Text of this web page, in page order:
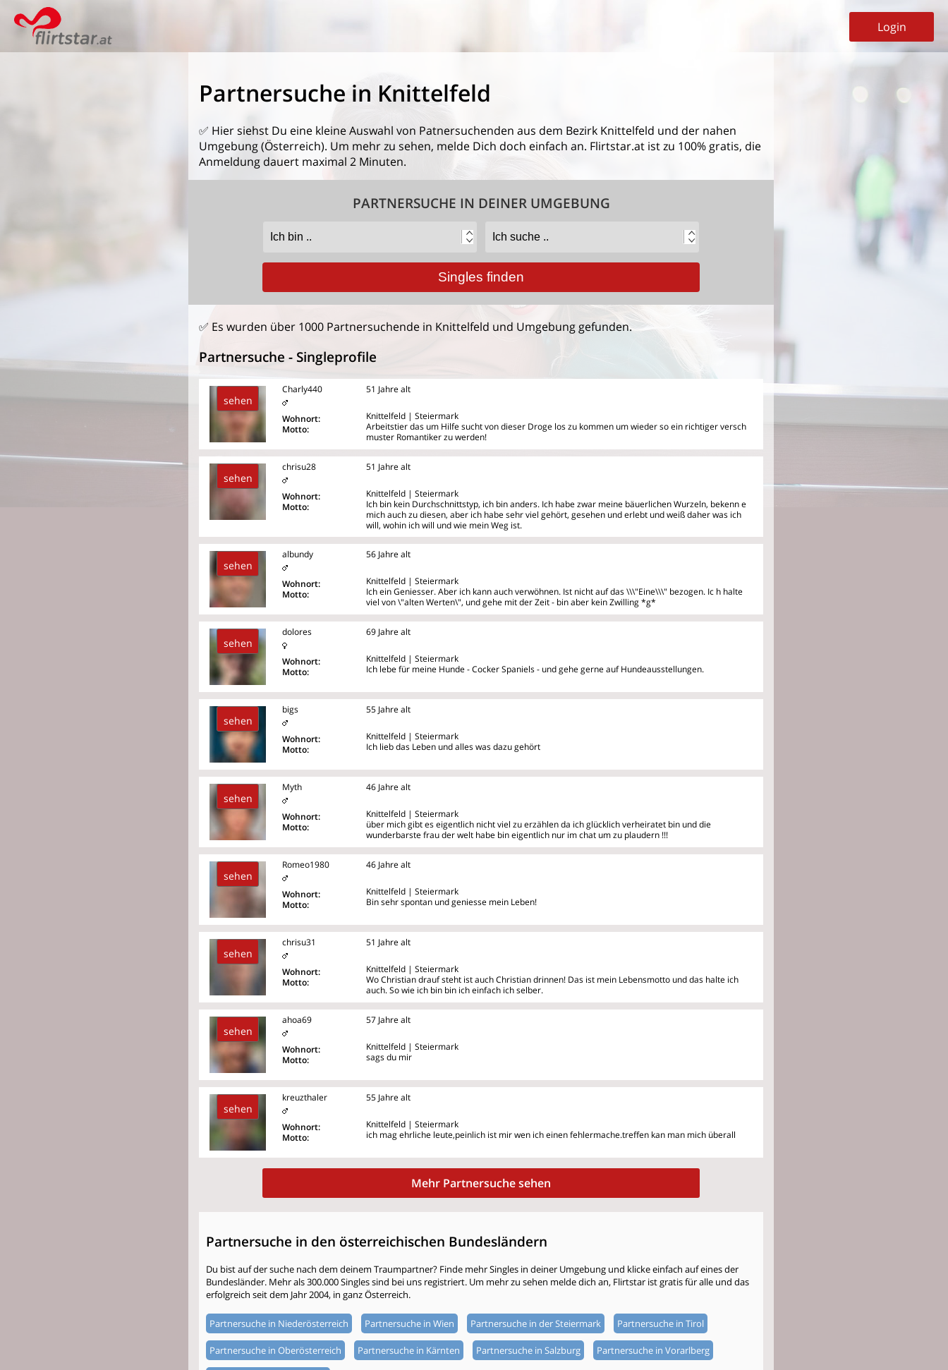
Login
Partnersuche in Knittelfeld
✅ Hier siehst Du eine kleine Auswahl von Patnersuchenden aus dem Bezirk Knittelfeld und der nahen
Umgebung (Österreich). Um mehr zu sehen, melde Dich doch einfach an. Flirtstar.at ist zu 100% gratis, die
Anmeldung dauert maximal 2 Minuten.
PARTNERSUCHE IN DEINER UMGEBUNG
✅ Es wurden über 1000 Partnersuchende in Knittelfeld und Umgebung gefunden.
Partnersuche - Singleprofile
sehen
Charly440
Wohnort:
Motto:
51 Jahre alt
Knittelfeld | Steiermark
Arbeitstier das um Hilfe sucht von dieser Droge los zu kommen um wieder so ein richtiger versch
muster Romantiker zu werden!
sehen
chrisu28
Wohnort:
Motto:
51 Jahre alt
Knittelfeld | Steiermark
Ich bin kein Durchschnittstyp, ich bin anders. Ich habe zwar meine bäuerlichen Wurzeln, bekenn e
mich auch zu diesen, aber ich habe sehr viel gehört, gesehen und erlebt und weiß daher was ich
will, wohin ich will und wie mein Weg ist.
sehen
albundy
Wohnort:
Motto:
56 Jahre alt
Knittelfeld | Steiermark
Ich ein Geniesser. Aber ich kann auch verwöhnen. Ist nicht auf das \\\"Eine\\\" bezogen. Ic h halte
viel von \"alten Werten\", und gehe mit der Zeit - bin aber kein Zwilling *g*
sehen
dolores
Wohnort:
Motto:
69 Jahre alt
Knittelfeld | Steiermark
Ich lebe für meine Hunde - Cocker Spaniels - und gehe gerne auf Hundeausstellungen.
sehen
bigs
Wohnort:
Motto:
55 Jahre alt
Knittelfeld | Steiermark
Ich lieb das Leben und alles was dazu gehört
sehen
Myth
Wohnort:
Motto:
46 Jahre alt
Knittelfeld | Steiermark
über mich gibt es eigentlich nicht viel zu erzählen da ich glücklich verheiratet bin und die
wunderbarste frau der welt habe bin eigentlich nur im chat um zu plaudern !!!
sehen
Romeo1980
Wohnort:
Motto:
46 Jahre alt
Knittelfeld | Steiermark
Bin sehr spontan und geniesse mein Leben!
sehen
chrisu31
Wohnort:
Motto:
51 Jahre alt
Knittelfeld | Steiermark
Wo Christian drauf steht ist auch Christian drinnen! Das ist mein Lebensmotto und das halte ich
auch. So wie ich bin bin ich einfach ich selber.
sehen
ahoa69
Wohnort:
Motto:
57 Jahre alt
Knittelfeld | Steiermark
sags du mir
sehen
kreuzthaler
Wohnort:
Motto:
55 Jahre alt
Knittelfeld | Steiermark
ich mag ehrliche leute,peinlich ist mir wen ich einen fehlermache.treffen kan man mich überall
Mehr Partnersuche sehen
Partnersuche in den österreichischen Bundesländern
Du bist auf der suche nach dem deinem Traumpartner? Finde mehr Singles in deiner Umgebung und klicke einfach auf eines der
Bundesländer. Mehr als 300.000 Singles sind bei uns registriert. Um mehr zu sehen melde dich an, Flirtstar ist gratis für alle und das
erfolgreich seit dem Jahr 2004, in ganz Österreich.
Partnersuche in Niederösterreich Partnersuche in Wien Partnersuche in der Steiermark Partnersuche in Tirol
Partnersuche in Oberösterreich Partnersuche in Kärnten Partnersuche in Salzburg Partnersuche in Vorarlberg